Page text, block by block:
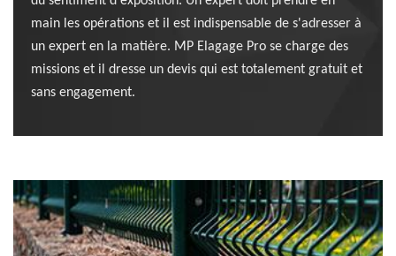
main les opérations et il est indispensable de s'adresser à
un expert en la matière. MP Elagage Pro se charge des
missions et il dresse un devis qui est totalement gratuit et
sans engagement.